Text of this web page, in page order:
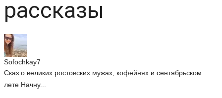
рассказы
Sofochkay7
Сказ о великих ростовских мужах, кофейнях и сентябрьском
лете Начну...